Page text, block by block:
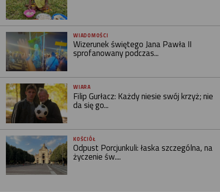
WIADOMOŚCI
Wizerunek świętego Jana Pawła II
sprofanowany podczas...
WIARA
Filip Gurłacz: Każdy niesie swój krzyż; nie
da się go...
KOŚCIÓŁ
Odpust Porcjunkuli: łaska szczególna, na
życzenie św....